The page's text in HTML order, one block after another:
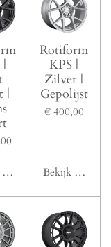
|
|
Rotiform
KPS |
Zilver |
Gepolijst
€ 400,00
Bekijk details